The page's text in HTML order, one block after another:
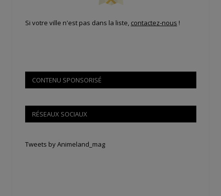
Si votre ville n'est pas dans la liste, contactez-nous !
CONTENU SPONSORISÉ
RÉSEAUX SOCIAUX
Tweets by Animeland_mag